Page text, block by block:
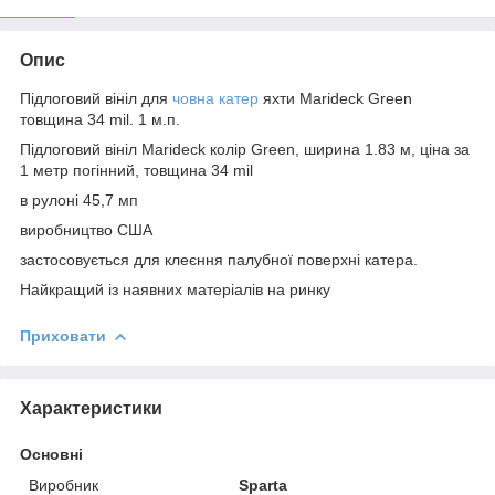
Опис
Підлоговий вініл для човна катер яхти Marideck Green
товщина 34 mil. 1 м.п.
Підлоговий вініл Marideck колір Green, ширина 1.83 м, ціна за
1 метр погінний, товщина 34 mil
в рулоні 45,7 мп
виробництво США
застосовується для клеєння палубної поверхні катера.
Найкращий із наявних матеріалів на ринку
Приховати
Характеристики
Основні
Виробник
Sparta